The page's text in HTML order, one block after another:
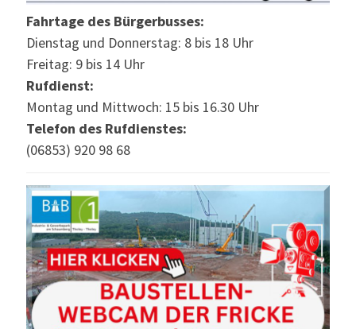
Fahrtage des Bürgerbusses:
Dienstag und Donnerstag: 8 bis 18 Uhr
Freitag: 9 bis 14 Uhr
Rufdienst:
Montag und Mittwoch: 15 bis 16.30 Uhr
Telefon des Rufdienstes:
(06853) 920 98 68